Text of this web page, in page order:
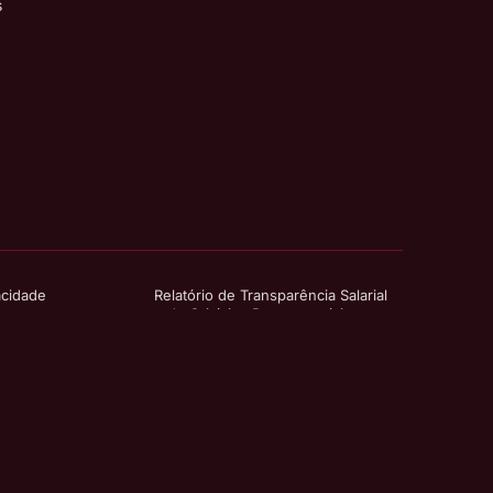
Relatório de Transparência Salarial
e de Critérios Remuneratórios